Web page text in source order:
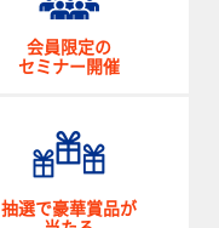
会員限定の
セミナー開催
抽選で豪華賞品が